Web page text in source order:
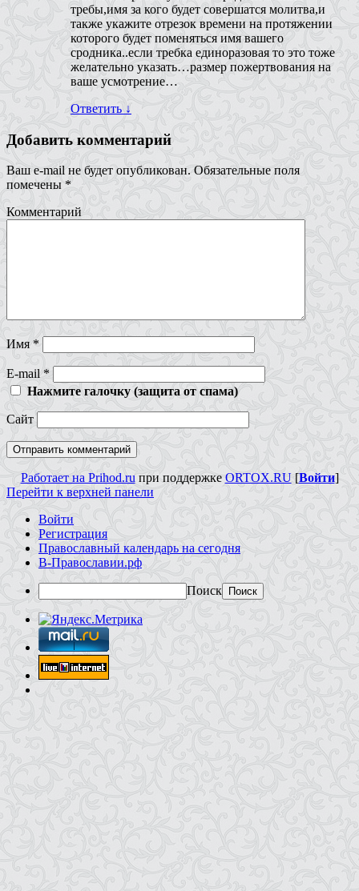
требы,имя за кого будет совершатся молитва,и
также укажите отрезок времени на протяжении
которого будет поменяться имя вашего
сродника..если требка единоразовая то это тоже
желательно указать…размер пожертвования на
ваше усмотрение…
Ответить ↓
Добавить комментарий
Ваш e-mail не будет опубликован. Обязательные поля
помечены *
Комментарий
Имя *
E-mail*
Нажмите галочку (защита от спама)
Сайт
Работает на Prihod.ru при поддержке ORTOX.RU[Войти]
Перейти к верхней панели
Войти
Регистрация
Православный календарь на сегодня
В-Православии.рф
Поиск